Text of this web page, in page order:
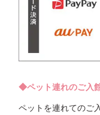
◆ペット連れのご入
ペットを連れてのご